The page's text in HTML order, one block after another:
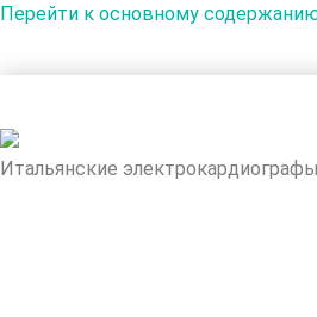
Перейти к основному
Итальянские